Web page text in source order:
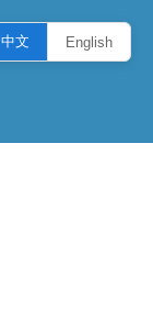
中文 English